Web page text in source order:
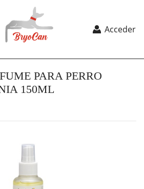
Acceder
PARA PERRO
150ML